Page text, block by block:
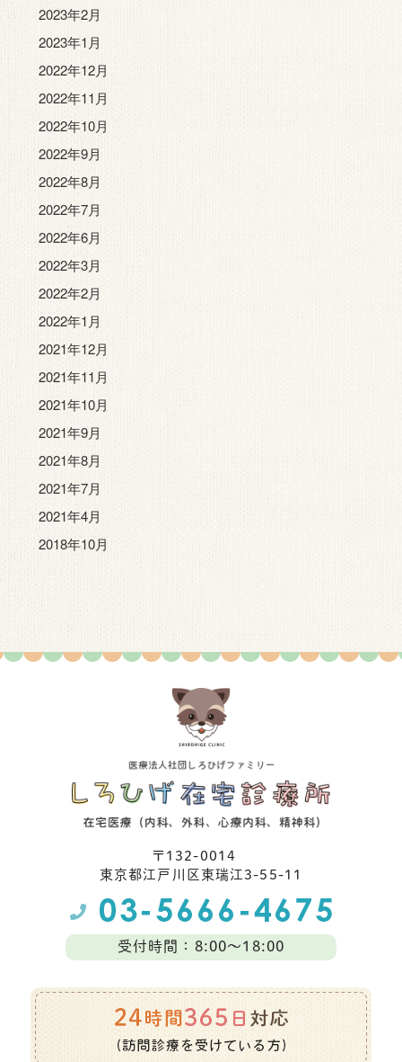
2023年2月
2023年1月
2022年12月
2022年11月
2022年10月
2022年9月
2022年8月
2022年7月
2022年6月
2022年3月
2022年2月
2022年1月
2021年12月
2021年11月
2021年10月
2021年9月
2021年8月
2021年7月
2021年4月
2018年10月
〒132-0014
東京都江⼾川区東瑞江3-55-11
受付時間：8:00～18:00